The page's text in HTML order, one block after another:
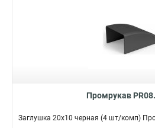
Промрукав
Заглушка 20х10 черная (4 шт/комп)